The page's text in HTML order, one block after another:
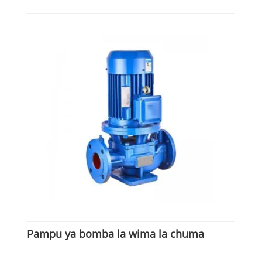
Pampu ya bomba la wima la chuma